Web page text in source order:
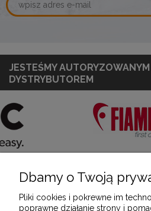
JESTEŚMY AUTORYZOWANYM
DYSTRYBUTOREM
Dbamy o Twoją
Pliki cookies i pokrewne im
poprawne działanie strony i